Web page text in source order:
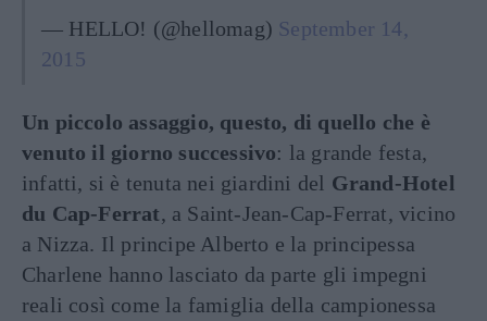
— HELLO! (@hellomag) September 14,
2015
Un piccolo assaggio, questo, di quello che è
venuto il giorno successivo: la grande festa,
infatti, si è tenuta nei giardini del Grand-Hotel
du Cap-Ferrat, a Saint-Jean-Cap-Ferrat, vicino
a Nizza. Il principe Alberto e la principessa
Charlene hanno lasciato da parte gli impegni
reali così come la famiglia della campionessa